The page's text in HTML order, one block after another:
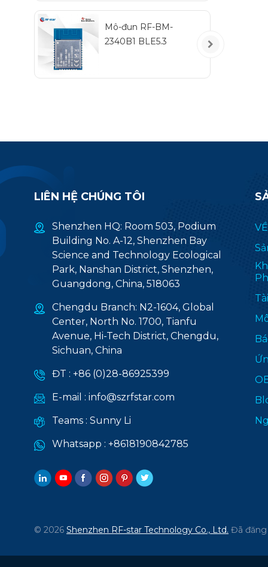
Mô-đun RF-BM-
2340B1 BLE5.3
LIÊN HỆ CHÚNG TÔI
Shenzhen HQ: Room 503, Podium
Building No. A-12, Shenzhen Bay
Science and Technology Ecological
Park, Nanshan District, Shenzhen,
Guangdong, China, 518063
Chengdu Branch: N2-1604, Global
Center, North No. 1700, Tianfu
Avenue, Hi-Tech District, Chengdu,
Sichuan, China
ĐT : +86 (0)28-86925399
E-mail : info@szrfstar.com
Teams : Sunny Li
Whatsapp : +8618190842785
© 2026 Shenzhen RF-star Technology Co., Ltd. Đã đăng